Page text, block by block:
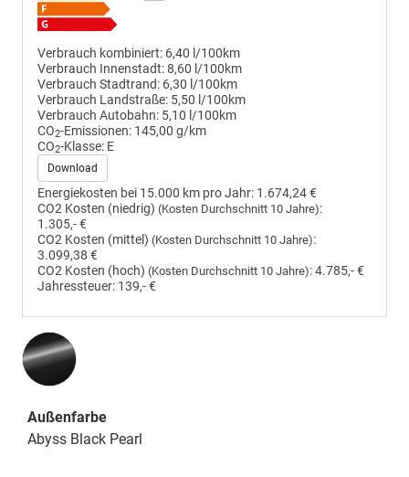
Verbrauch kombiniert: 6,40 l/100km
Verbrauch Innenstadt:8,60 l/100km
Verbrauch Stadtrand: 6,30 l/100km
Verbrauch Landstraße: 5,50 l/100km
Verbrauch Autobahn: 5,10 l/100km
CO2-Emissionen: 145,00 g/km
CO2-Klasse: E
Download
Energiekosten bei 15.000 km pro Jahr: 1.674,24 €
CO2 Kosten (niedrig) (Kosten Durchschnitt 10 Jahre):
1.305,- €
CO2 Kosten (mittel) (Kosten Durchschnitt 10 Jahre):
3.099,38 €
CO2 Kosten (hoch) (Kosten Durchschnitt 10 Jahre):4.785,- €
Jahressteuer: 139,- €
Außenfarbe
Abyss Black Pearl